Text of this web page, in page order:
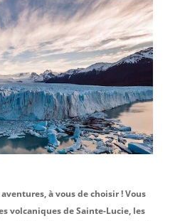
à vous de choisir ! Vous
volcaniques de Sainte-Lucie, les